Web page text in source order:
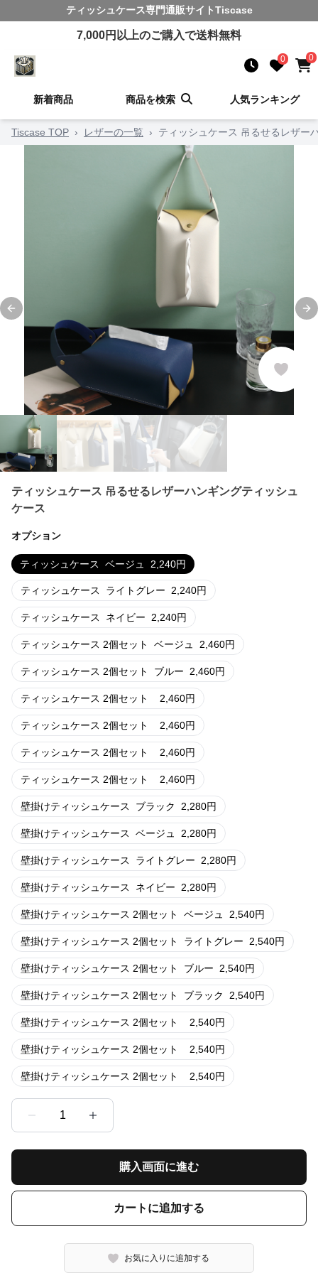
ティッシュケース専門通販サイトTiscase
7,000円以上のご購入で送料無料
0 0
新着商品 商品を検索 人気ランキング
Tiscase TOP › レザーの一覧 › ティッシュケース 吊るせるレザー
Previous slide
ティッシュケース 吊るせるレザーハンギングティッシュ
ケース
オプション
ティッシュケース ベージュ 2,240円
ティッシュケース ライトグレー 2,240円
ティッシュケース ネイビー 2,240円
ティッシュケース 2個セット ベージュ 2,460円
ティッシュケース 2個セット ブルー 2,460円
ティッシュケース 2個セット 2,460円
ティッシュケース 2個セット 2,460円
ティッシュケース 2個セット 2,460円
ティッシュケース 2個セット 2,460円
壁掛けティッシュケース ブラック 2,280円
壁掛けティッシュケース ベージュ 2,280円
壁掛けティッシュケース ライトグレー 2,280円
壁掛けティッシュケース ネイビー 2,280円
壁掛けティッシュケース 2個セット ベージュ 2,540円
壁掛けティッシュケース 2個セット ライトグレー 2,540円
壁掛けティッシュケース 2個セット ブルー 2,540円
壁掛けティッシュケース 2個セット ブラック 2,540円
壁掛けティッシュケース 2個セット 2,540円
壁掛けティッシュケース 2個セット 2,540円
壁掛けティッシュケース 2個セット 2,540円
1
購入画面に進む
カートに追加する
お気に入りに追加する